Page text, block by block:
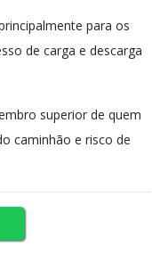
para os
de carga e descarga
superior de quem
caminhão e risco de